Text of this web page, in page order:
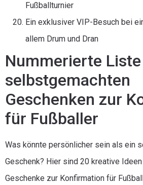
Fußballturnier
Ein exklusiver VIP-Besuch bei
allem Drum und Dran
Nummerierte
selbstgemachten
Geschenken zur
für Fußballer
Was könnte persönlicher sein als ein
Geschenk? Hier sind 20 kreative
Geschenke zur Konfirmation für